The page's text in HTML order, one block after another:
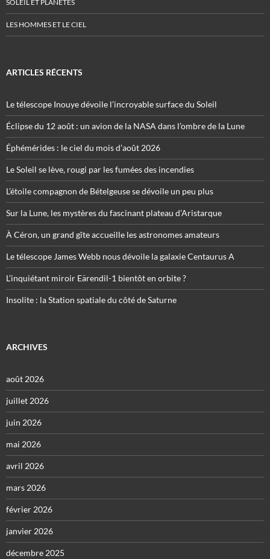
SOLEIL ET PLANÈTES
LES HOMMES ET LE CIEL
ARTICLES RÉCENTS
Le télescope Inouye dévoile l’incroyable surface du Soleil
Éclipse du 12 août : un avion de la NASA dans l’ombre de la Lune
Éphémérides : le ciel du mois d’août 2026
Le Soleil se lève, rougi par les fumées des incendies
L’étoile compagnon de Bételgeuse se dévoile un peu plus
Sur la Lune, les mystères du fascinant plateau d’Aristarque
À Céron, un grand gîte accueille les astronomes amateurs
Le télescope James Webb nous dévoile la galaxie Centaurus A
L’inquiétant miroir Eärendil-1 bientôt en orbite ?
Insolite : la Station spatiale du côté de Saturne
ARCHIVES
août 2026
juillet 2026
juin 2026
mai 2026
avril 2026
mars 2026
février 2026
janvier 2026
décembre 2025